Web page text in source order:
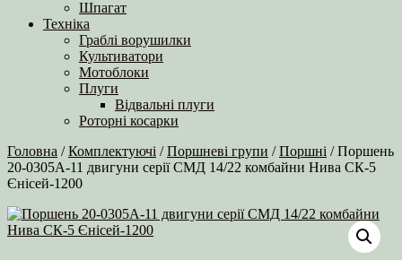
Шпагат
Техніка
Граблі ворушилки
Культиватори
Мотоблоки
Плуги
Відвальні плуги
Роторні косарки
Головна /Комплектуючі /Поршневі групи /Поршні / Поршень
20-0305А-11 двигуни серії СМД 14/22 комбайни Нива СК-5
Єнісей-1200